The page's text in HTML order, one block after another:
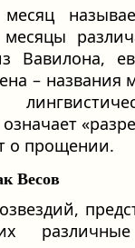
Вавилона,
– названия
о прощении.
Весов